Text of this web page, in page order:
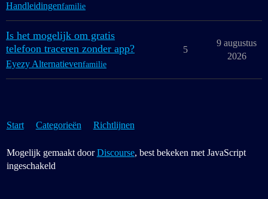
Handleidingenfamilie
Is het mogelijk om gratis
telefoon traceren zonder app?
Eyezy Alternatievenfamilie
5
9 augustus
2026
Start Categorieën Richtlijnen
Mogelijk gemaakt doorDiscourse, best bekeken met JavaScript
ingeschakeld